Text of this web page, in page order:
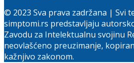
© 2023 Sva prava zadržana | Svi
simptomi.rs predstavljaju
Zavodu za Intelektualnu svojinu
neovlašćeno preuzimanje,
kažnjivo zakonom.